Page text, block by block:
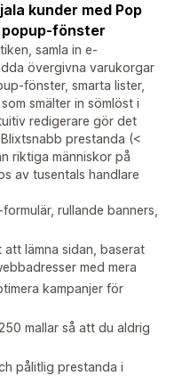
kunder med Pop
fönster
samla in e-
övergivna varukorgar
fönster, smarta lister,
smälter in sömlöst i
redigerare gör det
prestanda (<
riktiga människor på
av tusentals handlare
rullande banners,
lämna sidan, baserat
med mera
kampanjer för
mallar så att du aldrig
pålitlig prestanda i